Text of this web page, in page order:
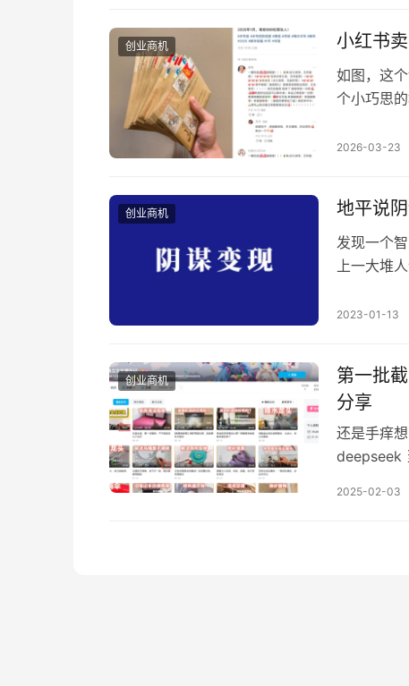
创业商机 小红书
如图，这
个小巧思
种心态）
2026-03-23
创业商机 地平说
发现一个
上一大堆
这些话，
2023-01-13
创业商机
第一批
分享
还是手痒
deepseek
2025-02-03